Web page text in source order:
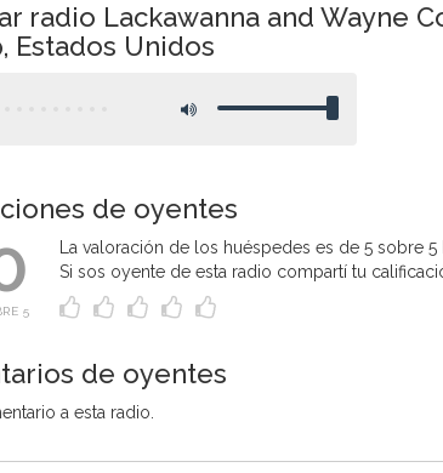
radio Lackawanna and Wayne
Estados Unidos
de oyentes
5
La valoración de los huéspedes es de 5 sobre 5
Si sos oyente de esta radio compartí tu
de oyentes
a esta radio.